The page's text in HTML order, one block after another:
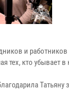
и работников
тех, кто убывает в
Татьяну